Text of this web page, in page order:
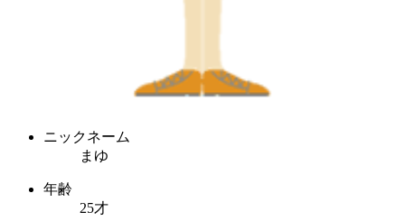
ニックネーム
まゆ
年齢
25才